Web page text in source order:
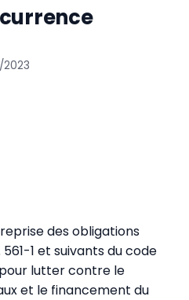
2023
des obligations
1 et suivants du code
lutter contre le
et le financement du